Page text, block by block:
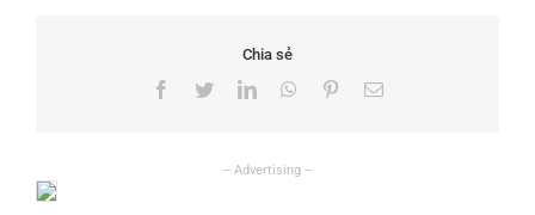
Chia sẻ
Facebook
TwitterLinkedInWhatsApp
PinterestEmail